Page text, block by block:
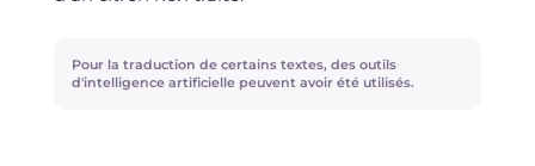
Pour la traduction de certains textes, des outils
d'intelligence artificielle peuvent avoir été utilisés.